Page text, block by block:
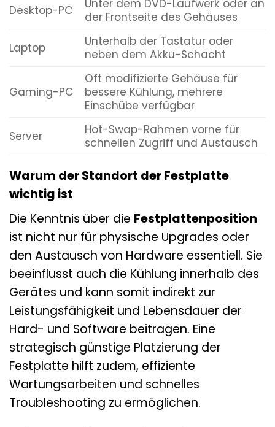
Desktop-PC
Unter dem DVD-Laufwerk oder an
der Frontseite des Gehäuses
Laptop
Unterhalb der Tastatur oder
neben dem Akku-Schacht
Gaming-PC
Oft modifizierte Gehäuse für
bessere Kühlung, mehrere
Einschübe verfügbar
Server
Hot-Swap-Rahmen vorne für
schnellen Zugriff und Austausch
Warum der Standort der Festplatte
wichtig ist
Die Kenntnis über die Festplattenposition
ist nicht nur für physische Upgrades oder
den Austausch von Hardware essentiell. Sie
beeinflusst auch die Kühlung innerhalb des
Gerätes und kann somit indirekt zur
Leistungsfähigkeit und Lebensdauer der
Hard- und Software beitragen. Eine
strategisch günstige Platzierung der
Festplatte hilft zudem, effiziente
Wartungsarbeiten und schnelles
Troubleshooting zu ermöglichen.